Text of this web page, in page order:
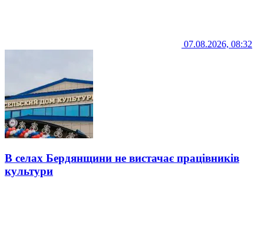
07.08.2026, 08:32
В селах Бердянщини не вистачає працівників
культури